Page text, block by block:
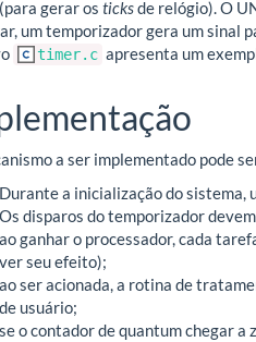
gerar os ticksde relógio). O
um temporizador gera um sinal
timer.c apresenta um
a ser implementado pode
Durante a inicialização do sistema,
Os disparos do temporizador
ao ganhar o processador, cada
ver seu efeito);
ao ser acionada, a rotina de
de usuário;
se o contador de quantum chegar